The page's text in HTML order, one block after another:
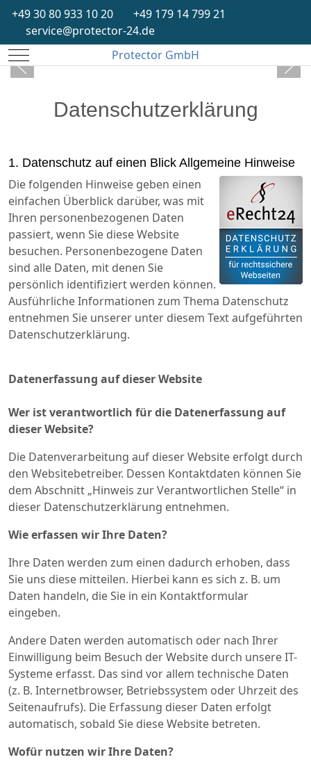
+49 30 80 933 10 20
+49 179 14 799 21
service@protector-24.de
Mobile Menu ToggleProtector GmbH
Datenschutzerklärung
1. Datenschutz auf einen Blick Allgemeine Hinweise
Die folgenden Hinweise geben einen
einfachen Überblick darüber, was mit
Ihren personenbezogenen Daten
passiert, wenn Sie diese Website
besuchen. Personenbezogene Daten
sind alle Daten, mit denen Sie
persönlich identifiziert werden können.
Ausführliche Informationen zum Thema Datenschutz
entnehmen Sie unserer unter diesem Text aufgeführten
Datenschutzerklärung.
Datenerfassung auf dieser Website
Wer ist verantwortlich für die Datenerfassung auf
dieser Website?
Die Datenverarbeitung auf dieser Website erfolgt durch
den Websitebetreiber. Dessen Kontaktdaten können Sie
dem Abschnitt „Hinweis zur Verantwortlichen Stelle“ in
dieser Datenschutzerklärung entnehmen.
Wie erfassen wir Ihre Daten?
Ihre Daten werden zum einen dadurch erhoben, dass
Sie uns diese mitteilen. Hierbei kann es sich z. B. um
Daten handeln, die Sie in ein Kontaktformular
eingeben.
Andere Daten werden automatisch oder nach Ihrer
Einwilligung beim Besuch der Website durch unsere IT-
Systeme erfasst. Das sind vor allem technische Daten
(z. B. Internetbrowser, Betriebssystem oder Uhrzeit des
Seitenaufrufs). Die Erfassung dieser Daten erfolgt
automatisch, sobald Sie diese Website betreten.
Wofür nutzen wir Ihre Daten?